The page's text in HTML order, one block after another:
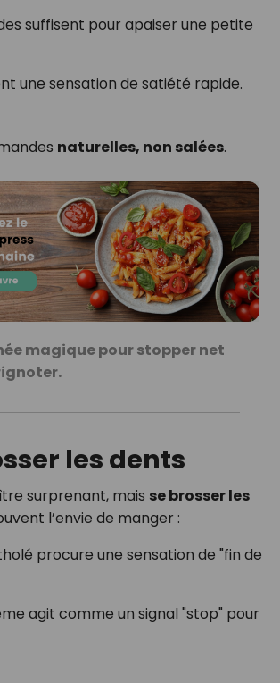
suffisent pour apaiser une petite
une sensation de satiété rapide.
naturelles, non salées.
magique pour stopper net
les dents
surprenant, mais se brosser les
l’envie de manger :
procure une sensation de "fin de
agit comme un signal "stop" pour